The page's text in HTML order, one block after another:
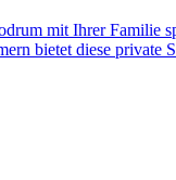
mit Ihrer Familie
bietet diese private